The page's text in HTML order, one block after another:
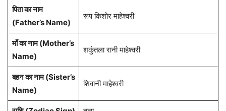
पिता का नाम
(Father’s Name)
रूप किशोर माहेश्वरी
माँ का नाम (Mother’s
Name)
शकुंतला रानी माहेश्वरी
बहन का नाम (Sister’s
Name)
शिवानी माहेश्वरी